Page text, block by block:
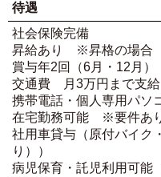
待遇
社会保険完備
昇給あり ※昇格の場合
賞与年2回（6月・12月
交通費 月3万円まで支給
携帯電話・個人専用パソ
在宅勤務可能 ※要件あ
社用車貸与（原付バイク
り））
病児保育・託児利用可能